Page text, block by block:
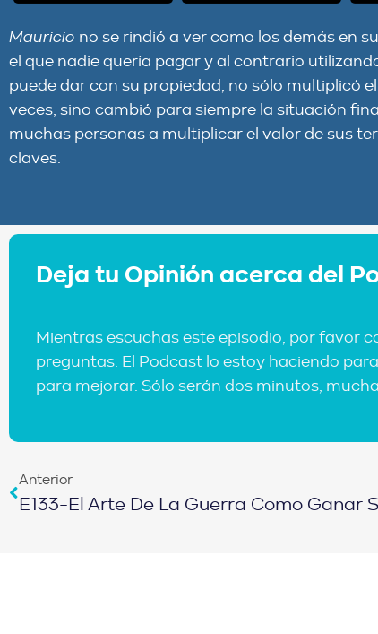
Mauricio no se rindió a ver como los demás en
el que nadie quería pagar y al contrario
puede dar con su propiedad, no sólo multiplicó
veces, sino cambió para siempre la situación
muchas personas a multiplicar el valor de sus
claves.
Deja tu Opinión acerca del
Mientras escuchas este episodio, por favor
preguntas. El Podcast lo estoy haciendo
para mejorar. Sólo serán dos minutos,
Anterior